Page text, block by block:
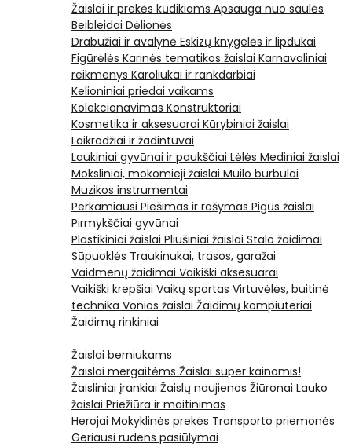
Žaislai ir prekės kūdikiams Apsauga nuo saulės
Beibleidai Dėlionės
Drabužiai ir avalynė Eskizų knygelės ir lipdukai
Figūrėlės Karinės tematikos žaislai Karnavaliniai
reikmenys Karoliukai ir rankdarbiai
Kelioniniai priedai vaikams
Kolekcionavimas Konstruktoriai
Kosmetika ir aksesuarai Kūrybiniai žaislai
Laikrodžiai ir žadintuvai
Laukiniai gyvūnai ir paukščiai Lėlės Mediniai žaislai
Moksliniai, mokomieji žaislai Muilo burbulai
Muzikos instrumentai
Perkamiausi Piešimas ir rašymas Pigūs žaislai
Pirmykščiai gyvūnai
Plastikiniai žaislai Pliušiniai žaislai Stalo žaidimai
Sūpuoklės Traukinukai, trasos, garažai
Vaidmenų žaidimai Vaikiški aksesuarai
Vaikiški krepšiai Vaikų sportas Virtuvėlės, buitinė
technika Vonios žaislai Žaidimų kompiuteriai
Žaidimų rinkiniai
Žaislai berniukams
Žaislai mergaitėms Žaislai super kainomis!
Žaisliniai įrankiai Žaislų naujienos Žiūronai Lauko
žaislai Priežiūra ir maitinimas
Herojai Mokyklinės prekės Transporto priemonės
Geriausi rudens pasiūlymai